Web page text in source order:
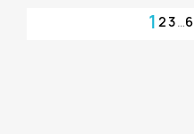
1 23…6